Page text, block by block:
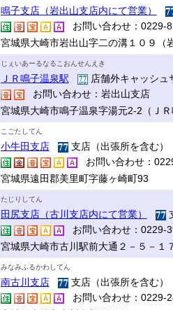
鳴子支店（岩出山支店内にて営業）
お問い合わせ：0229-
宮城県大崎市岩出山字二の溝１０９（
じぇいあーるなるこおんせんえき
ＪＲ鳴子温泉駅
店舗外キャッシ
お問い合わせ：岩出山支店
宮城県大崎市鳴子温泉字湯元2-2（ＪＲ
こごたしてん
小牛田支店
支店（出張所を含む
お問い合わせ：
宮城県遠田郡美里町字藤ヶ崎町93
たじりしてん
田尻支店（古川支店内にて営業）
お問い合わせ：0229-
宮城県大崎市古川駅前大通２－５－１
みなみふるかわしてん
南古川支店
支店（出張所を含む
お問い合わせ：0229-